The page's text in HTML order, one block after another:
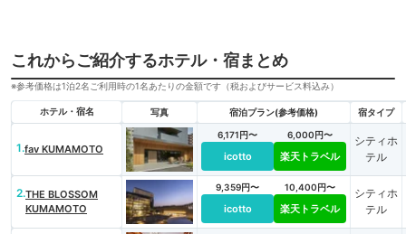
これからご紹介するホテル・宿まとめ
※参考価格は1泊2名ご利用時の1名あたりの金額です（税およびサービス料込み）
ホテル・宿名 写真 宿泊プラン(参考価格) 宿タイプ
1.fav KUMAMOTO
6,171円〜
icotto
6,000円〜
楽天トラベル
シティホ
テル
2.THE BLOSSOM
KUMAMOTO
9,359円〜
icotto
10,400円〜
楽天トラベル
シティホ
テル